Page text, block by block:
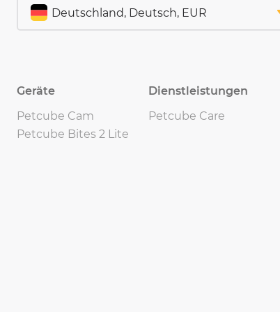
Geräte
Petcube Cam
Petcube Bites 2 Lite
Dienstleistungen
Petcube Care